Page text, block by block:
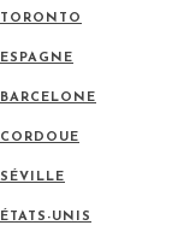
TORONTO
ESPAGNE
BARCELONE
CORDOUE
SÉVILLE
ÉTATS-UNIS